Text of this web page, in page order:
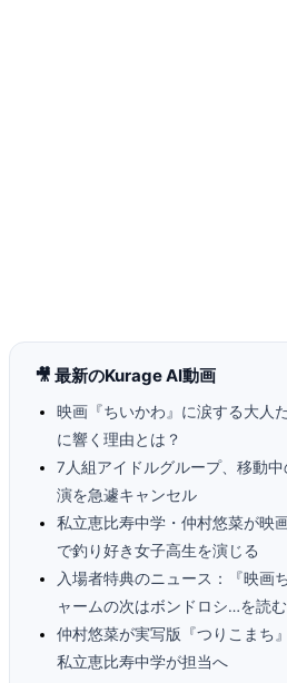
🎥 最新のKurage AI動画
映画『ちいかわ』に涙する大人
に響く理由とは？
7人組アイドルグループ、移動
演を急遽キャンセル
私立恵比寿中学・仲村悠菜が映
で釣り好き女子高生を演じる
入場者特典のニュース：『映画
ャームの次はボンドロシ…を読む
仲村悠菜が実写版『つりこまち
私立恵比寿中学が担当へ